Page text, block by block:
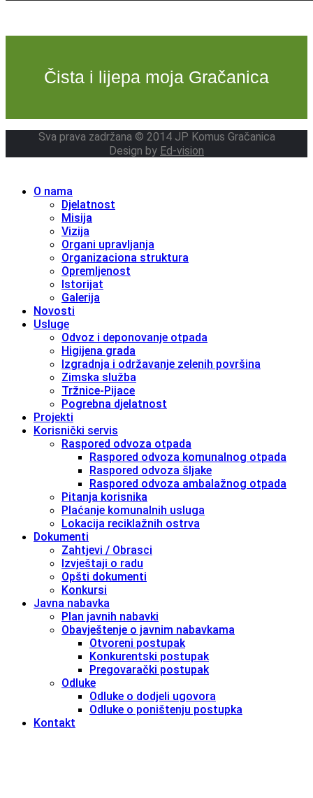
Čista i lijepa moja Gračanica
Sva prava zadržana © 2014 JP Komus Gračanica
Design by Ed-vision
O nama
Djelatnost
Misija
Vizija
Organi upravljanja
Organizaciona struktura
Opremljenost
Istorijat
Galerija
Novosti
Usluge
Odvoz i deponovanje otpada
Higijena grada
Izgradnja i održavanje zelenih površina
Zimska služba
Tržnice-Pijace
Pogrebna djelatnost
Projekti
Korisnički servis
Raspored odvoza otpada
Raspored odvoza komunalnog otpada
Raspored odvoza šljake
Raspored odvoza ambalažnog otpada
Pitanja korisnika
Plaćanje komunalnih usluga
Lokacija reciklažnih ostrva
Dokumenti
Zahtjevi / Obrasci
Izvještaji o radu
Opšti dokumenti
Konkursi
Javna nabavka
Plan javnih nabavki
Obavještenje o javnim nabavkama
Otvoreni postupak
Konkurentski postupak
Pregovarački postupak
Odluke
Odluke o dodjeli ugovora
Odluke o poništenju postupka
Kontakt